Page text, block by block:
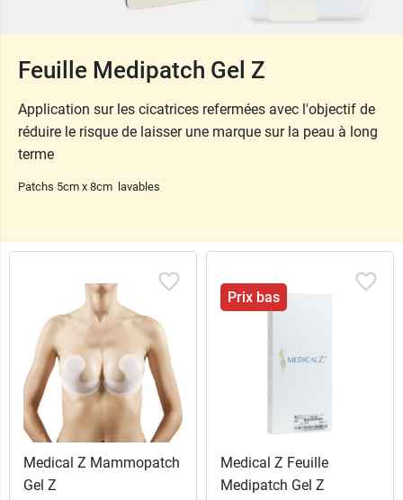
Feuille Medipatch Gel Z
Application sur les cicatrices refermées avec l'objectif de
réduire le risque de laisser une marque sur la peau à long
terme
Patchs 5cm x 8cm lavables
Medical Z Mammopatch
Gel Z
Prix bas
Medical Z Feuille
Medipatch Gel Z